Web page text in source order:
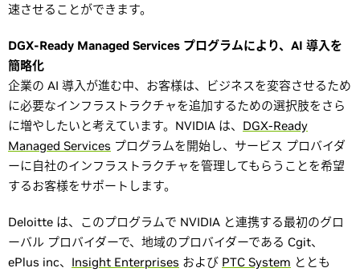
速させることができます。
DGX-Ready Managed Services プログラムにより、AI 導入を
簡略化
企業の AI 導入が進む中、お客様は、ビジネスを変容させるため
に必要なインフラストラクチャを追加するための選択肢をさら
に増やしたいと考えています。NVIDIA は、 DGX-Ready
Managed Services プログラムを開始し、サービス プロバイダ
ーに自社のインフラストラクチャを管理してもらうことを希望
するお客様をサポートします。
Deloitte は、このプログラムで NVIDIA と連携する最初のグロ
ーバル プロバイダーで、地域のプロバイダーである Cgit、
ePlus inc、 Insight Enterprises および PTC System ととも